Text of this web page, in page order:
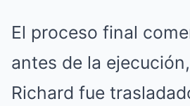
El proceso final
antes de la
Richard fue